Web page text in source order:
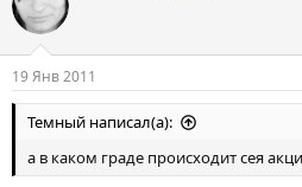
19 Янв 2011
Темный написал(а):
а в каком граде происходит сея